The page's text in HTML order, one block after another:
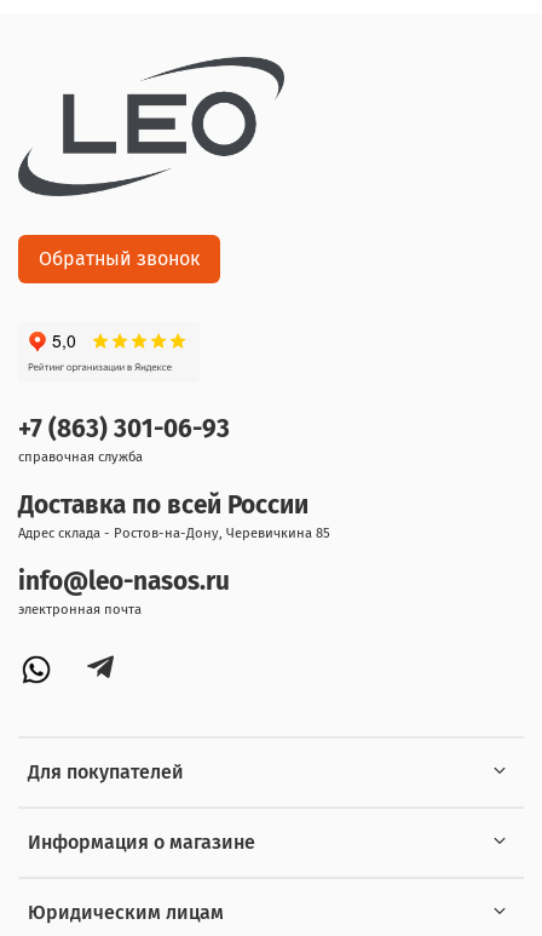
Для покупателей
Информация о магазине
Юридическим лицам
+7 (863) 301-06-93
справочная служба
Доставка по всей России
Адрес склада - Ростов-на-Дону, Черевичкина 85
info@leo-nasos.ru
электронная почта
Обратный звонок